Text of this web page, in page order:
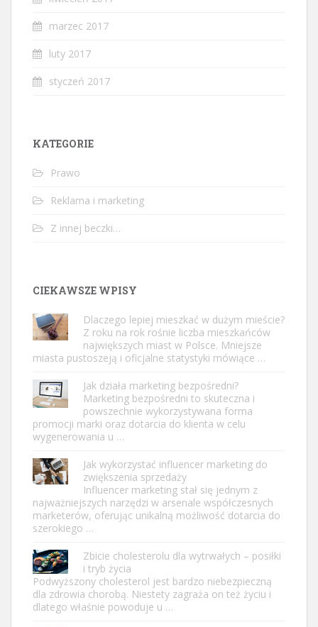
marzec 2017
luty 2017
styczeń 2017
KATEGORIE
Prawo
Reklama i marketing
Z innej beczki…
CIEKAWSZE WPISY
Dlaczego lepiej mieszkać w dużym mieście?
Z roku na rok rośnie liczba mieszkańców
największych miast w Polsce. Mniejsze
miasta pustoszeją i oficjalne statystyki mówiące …
Jak działa marketing bezpośredni?
Marketing bezpośredni to skuteczna i
powszechnie wykorzystywana forma
promocji marki oraz dotarcia do klienta w celu
wygenerowania u …
Jak wykorzystać influencer marketing do
zwiększenia sprzedaży
Influencer marketing stał się jednym z
najważniejszych narzędzi w arsenale współczesnych
marketerów, oferując unikalną możliwość dotarcia do
szerokiego …
Zbicie cholesterolu dla wytrwałych – posiłki
i tryb życia
Podwyższony cholesterol jest bardzo niebezpieczną
dla zdrowia chorobą. Niestety zagraża on też życiu i
dlatego właśnie powoduje u …